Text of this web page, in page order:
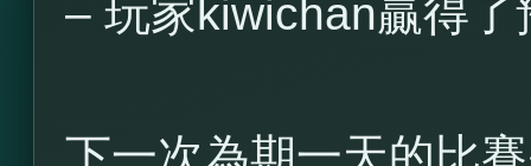
– 玩家kiwichan贏得